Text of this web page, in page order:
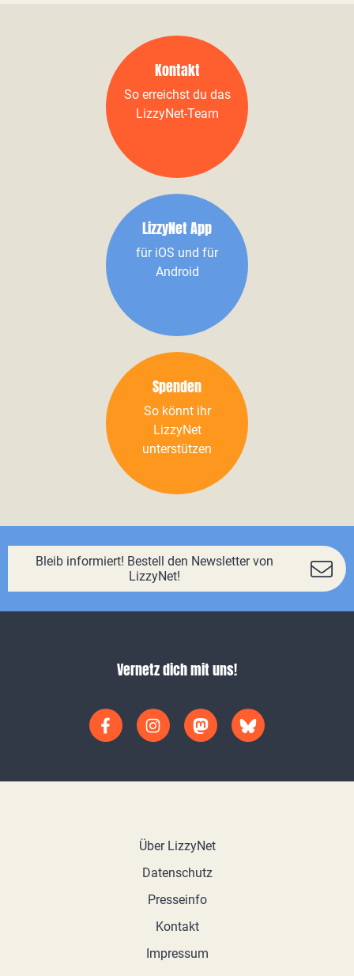
Kontakt
So erreichst du das
LizzyNet-Team
LizzyNet App
für iOS und für
Android
Spenden
So könnt ihr
LizzyNet
unterstützen
Bleib informiert! Bestell den Newsletter von
LizzyNet!
Vernetz dich mit uns!
Über LizzyNet
Datenschutz
Presseinfo
Kontakt
Impressum